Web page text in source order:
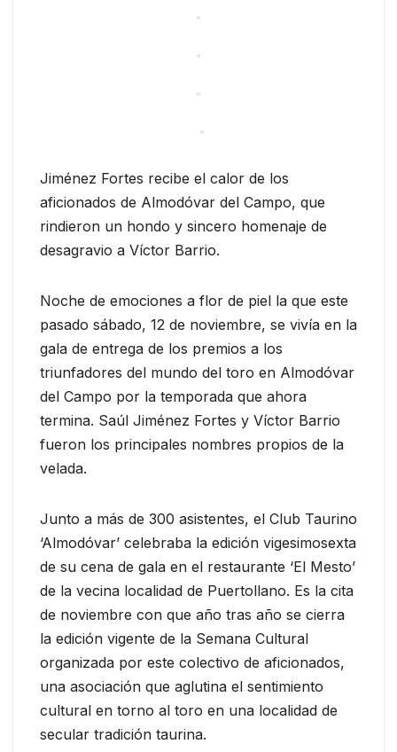
Jiménez Fortes recibe el calor de los
aficionados de Almodóvar del Campo, que
rindieron un hondo y sincero homenaje de
desagravio a Víctor Barrio.
Noche de emociones a flor de piel la que este
pasado sábado, 12 de noviembre, se vivía en la
gala de entrega de los premios a los
triunfadores del mundo del toro en Almodóvar
del Campo por la temporada que ahora
termina. Saúl Jiménez Fortes y Víctor Barrio
fueron los principales nombres propios de la
velada.
Junto a más de 300 asistentes, el Club Taurino
‘Almodóvar’ celebraba la edición vigesimosexta
de su cena de gala en el restaurante ‘El Mesto’
de la vecina localidad de Puertollano. Es la cita
de noviembre con que año tras año se cierra
la edición vigente de la Semana Cultural
organizada por este colectivo de aficionados,
una asociación que aglutina el sentimiento
cultural en torno al toro en una localidad de
secular tradición taurina.